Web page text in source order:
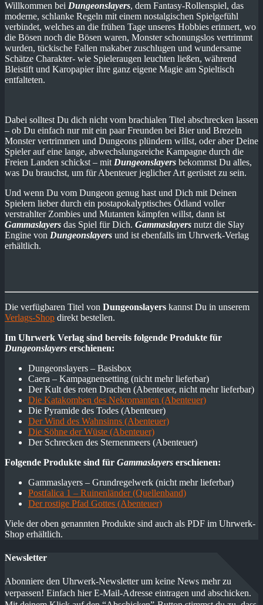
Willkommen bei Dungeonslayers, dem Fantasy-Rollenspiel, das
moderne, schlanke Regeln mit einem nostalgischen Spielgefühl
verbindet, welches an die frühen Tage unseres Hobbies erinnert, wo
die Bösen noch die Bösen waren, Monster schonungslos vertrimmt
wurden, tückische Fallen makaber zuschlugen und wundersame
Schätze Charakter- wie Spieleraugen leuchten ließen, während
Bleistift und Karopapier ihre ganz eigene Magie am Spieltisch
entfalteten.
Dabei solltest Du dich nicht vom brachialen Titel abschrecken lassen
– ob Du einfach nur mit ein paar Freunden bei Bier und Brezeln
Monster vertrimmen und Dungeons plündern willst, oder aber Deine
Spieler auf eine lange, abwechslungsreiche Kampagne durch die
Freien Landen schickst – mitDungeonslayers bekommst Du alles,
was Du brauchst, um für Abenteuer jeglicher Art gerüstet zu sein.
Und wenn Du vom Dungeon genug hast und Dich mit Deinen
Spielern lieber durch ein postapokalyptisches Ödland voller
verstrahlter Zombies und Mutanten kämpfen willst, dann ist
Gammaslayers das Spiel für Dich. Gammaslayers nutzt die Slay
Engine von Dungeonslayers und ist ebenfalls im Uhrwerk-Verlag
erhältlich.
Die verfügbaren Titel von Dungeonslayers kannst Du in unserem
Verlags-Shop direkt bestellen.
Im Uhrwerk Verlag sind bereits folgende Produkte für
Dungeonslayers erschienen:
Dungeonslayers – Basisbox
Caera – Kampagnensetting (nicht mehr lieferbar)
Der Kult des roten Drachen (Abenteuer, nicht mehr lieferbar)
Die Katakomben des Nekromanten (Abenteuer)
Die Pyramide des Todes (Abenteuer)
Der Wind des Wahnsinns (Abenteuer)
Die Söhne der Wüste (Abenteuer)
Der Schrecken des Sternenmeers (Abenteuer)
Folgende Produkte sind für Gammaslayers erschienen:
Gammaslayers – Grundregelwerk (nicht mehr lieferbar)
Postfalica 1 – Ruinenländer (Quellenband)
Der rostige Pfad Gottes (Abenteuer)
Viele der oben genannten Produkte sind auch als PDF im Uhrwerk-
Shop erhältlich.
Newsletter
Abonniere den Uhrwerk-Newsletter um keine News mehr zu
verpassen! Einfach hier E-Mail-Adresse eintragen und abschicken.